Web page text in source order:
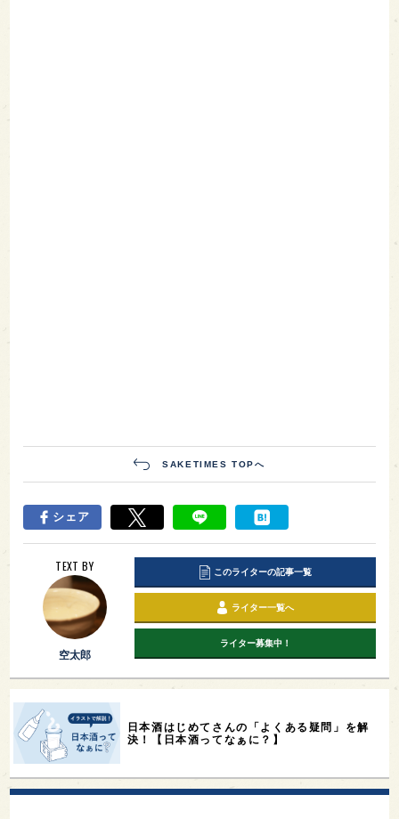
SAKETIMES TOPへ
シェア
TEXT BY
空太郎
このライターの記事一覧
ライター一覧へ
ライター募集中！
日本酒はじめてさんの「よくある疑問」を解
決！【日本酒ってなぁに？】